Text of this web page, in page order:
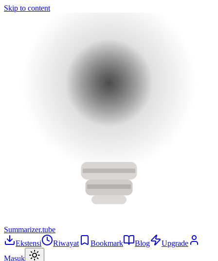
Skip to content
Summarizer.tube
Ekstensi
Riwayat Bookmark Blog
Upgrade
Masuk